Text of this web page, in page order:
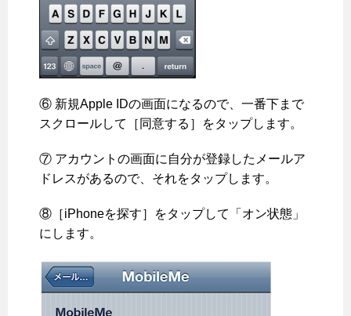
⑥ 新規Apple IDの画面になるので、一番下まで
スクロールして［同意する］をタップします。
⑦ アカウントの画面に自分が登録したメールア
ドレスがあるので、それをタップします。
⑧［iPhoneを探す］をタップして「オン状態」
にします。